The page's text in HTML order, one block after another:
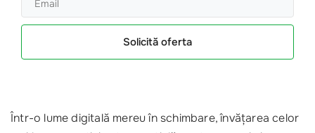
Solicită oferta
Într-o lume digitală mereu în schimbare, învățarea celor